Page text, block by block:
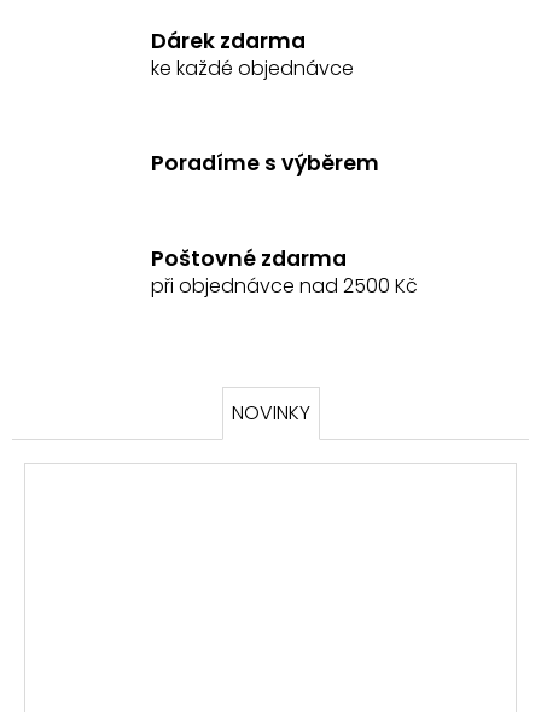
Dárek zdarma
ke každé objednávce
Poradíme s výběrem
Poštovné zdarma
při objednávce nad 2500 Kč
NOVINKY